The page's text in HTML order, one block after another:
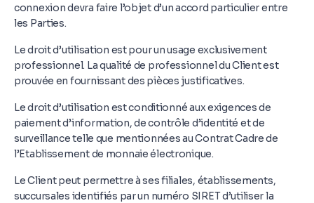
connexion devra faire l’objet d’un accord particulier entre
les Parties.
Le droit d’utilisation est pour un usage exclusivement
professionnel. La qualité de professionnel du Client est
prouvée en fournissant des pièces justificatives.
Le droit d’utilisation est conditionné aux exigences de
paiement d’information, de contrôle d’identité et de
surveillance telle que mentionnées au Contrat Cadre de
l’Etablissement de monnaie électronique.
Le Client peut permettre à ses filiales, établissements,
succursales identifiés par un numéro SIRET d’utiliser la